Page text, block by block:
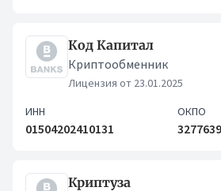
Код Капитал
Криптообменник
Лицензия от 23.01.2025
ИНН
01504202410131
ОКПО
Криптуза